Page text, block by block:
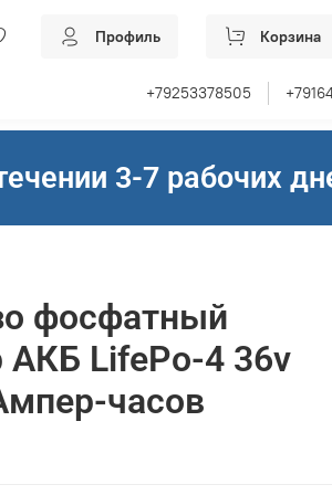
Профиль Корзина
+79253378505
3-7 рабочих
фосфатный
АКБ LifePo-4 36v
часов